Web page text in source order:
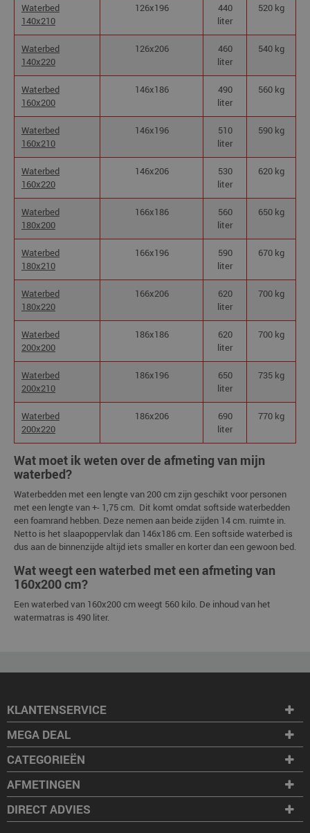
Waterbed
140x210
126x196
440
liter
520 kg
Waterbed
140x220
126x206
460
liter
540 kg
Waterbed
160x200
146x186
490
liter
560 kg
Waterbed
160x210
146x196
510
liter
590 kg
Waterbed
160x220
146x206
530
liter
620 kg
Waterbed
180x200
166x186
560
liter
650 kg
Waterbed
180x210
166x196
590
liter
670 kg
Waterbed
180x220
166x206
620
liter
700 kg
Waterbed
200x200
186x186
620
liter
700 kg
Waterbed
200x210
186x196
650
liter
735 kg
Waterbed
200x220
186x206
690
liter
770 kg
Wat moet ik weten over de afmeting van mijn
waterbed?
Waterbedden met een lengte van 200 cm zijn geschikt voor personen
met een lengte van +- 1,75 cm. Dit komt omdat softside waterbedden
een foamrand hebben. Deze nemen aan beide zijden 14 cm. ruimte in.
Netto is het slaapoppervlak dan 146x186 cm. Een softside waterbed is
dus aan de binnenzijde altijd iets smaller en korter dan een gewoon bed.
Wat weegt een waterbed met een afmeting van
160x200 cm?
Een waterbed van 160x200 cm weegt 560 kilo. De inhoud van het
watermatras is 490 liter.
KLANTENSERVICE
MEGA DEAL
CATEGORIEËN
AFMETINGEN
DIRECT ADVIES